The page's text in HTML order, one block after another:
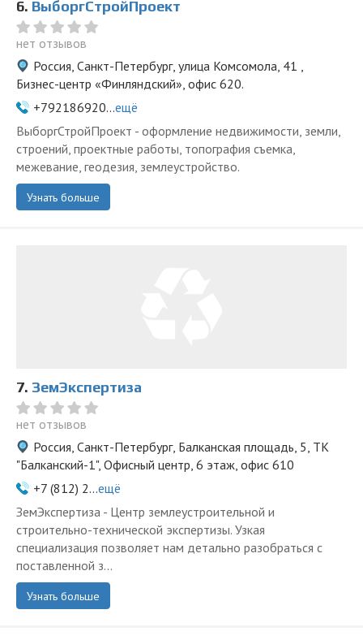
6. ВыборгСтройПроект
нет отзывов
Россия, Санкт-Петербург, улица Комсомола, 41 ,
Бизнес-центр «Финляндский», офис 620.
+792186920...ещё
ВыборгСтройПроект - оформление недвижимости, земли,
строений, проектные работы, топография съемка,
межевание, геодезия, землеустройство.
Узнать больше
7. ЗемЭкспертиза
нет отзывов
Россия, Санкт-Петербург, Балканская площадь, 5, ТК
"Балканский-1", Офисный центр, 6 этаж, офис 610
+7 (812) 2...ещё
ЗемЭкспертиза - Центр землеустроительной и
строительно-технической экспертизы. Узкая
специализация позволяет нам детально разобраться с
поставленной з...
Узнать больше